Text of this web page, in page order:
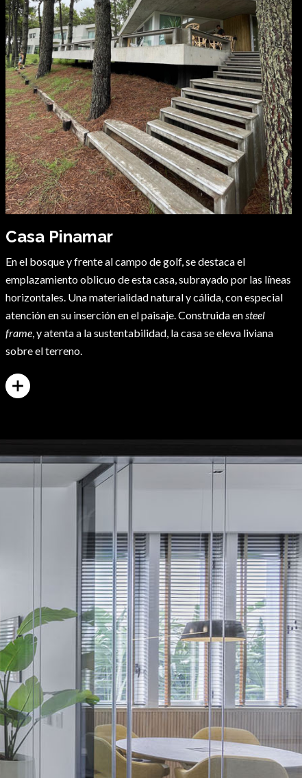
Casa Pinamar
En el bosque y frente al campo de golf, se destaca el
emplazamiento oblicuo de esta casa, subrayado por las líneas
horizontales. Una materialidad natural y cálida, con especial
atención en su inserción en el paisaje. Construida ensteel
frame, y atenta a la sustentabilidad, la casa se eleva liviana
sobre el terreno.